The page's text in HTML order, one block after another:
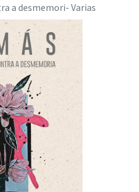
a desmemori- Varias